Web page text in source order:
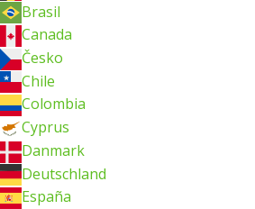
Brasil
Canada
Česko
Chile
Colombia
Cyprus
Danmark
Deutschland
España